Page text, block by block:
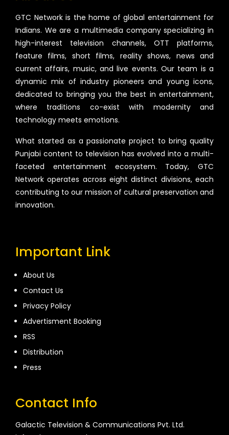
GTC Network is the home of global entertainment for
Indians. We are a multimedia company specializing in
high-interest television channels, OTT platforms,
feature films, short films, reality shows, news and
current affairs, music, and live events. Our team is a
dynamic mix of industry pioneers and young icons,
dedicated to bringing you the best in entertainment,
where traditions co-exist with modernity and
technology meets emotions.
What started as a passionate project to bring quality
Punjabi content to television has evolved into a multi-
faceted entertainment ecosystem. Today, GTC
Network operates across eight distinct divisions, each
contributing to our mission of cultural preservation and
innovation.
Important Link
About Us
Contact Us
Privacy Policy
Advertisment Booking
RSS
Distribution
Press
Contact Info
Galactic Television & Communications Pvt. Ltd.